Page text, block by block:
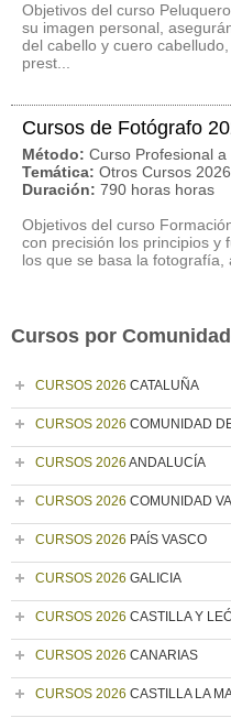
Objetivos del curso
su imagen personal,
del cabello y cuero
prest...
Cursos de Fotógrafo
Método: Curso Profesional a
Temática: Otros Cursos 2026
Duración: 790 horas horas
Objetivos del curso
con precisión los principios y
los que se basa la fotografía,
Cursos por
CURSOS 2026 CATALUÑA
CURSOS 2026 COMUNIDAD
CURSOS 2026 ANDALUCÍA
CURSOS 2026 COMUNIDAD
CURSOS 2026 PAÍS VASCO
CURSOS 2026 GALICIA
CURSOS 2026 CASTILLA Y
CURSOS 2026 CANARIAS
CURSOS 2026 CASTILLA LA